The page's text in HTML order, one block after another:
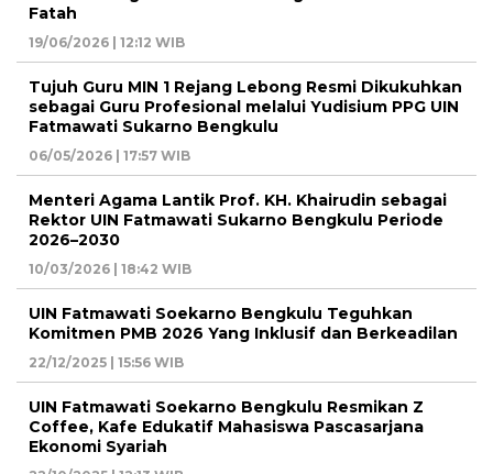
Fatah
19/06/2026 | 12:12 WIB
Tujuh Guru MIN 1 Rejang Lebong Resmi Dikukuhkan
sebagai Guru Profesional melalui Yudisium PPG UIN
Fatmawati Sukarno Bengkulu
06/05/2026 | 17:57 WIB
Menteri Agama Lantik Prof. KH. Khairudin sebagai
Rektor UIN Fatmawati Sukarno Bengkulu Periode
2026–2030
10/03/2026 | 18:42 WIB
UIN Fatmawati Soekarno Bengkulu Teguhkan
Komitmen PMB 2026 Yang Inklusif dan Berkeadilan
22/12/2025 | 15:56 WIB
UIN Fatmawati Soekarno Bengkulu Resmikan Z
Coffee, Kafe Edukatif Mahasiswa Pascasarjana
Ekonomi Syariah